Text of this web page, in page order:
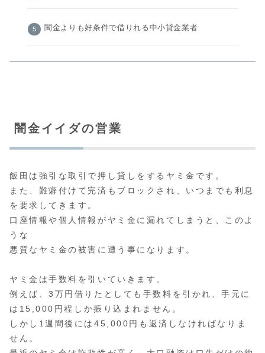
闇金よりも好条件で借りれる中小貸金業者
闇金イイダの営業
飯田は強引な取引で押し貸しをするヤミ金です。
また、難癖付けて完済もブロックされ、いつまでも利息
を要求してきます。
口座情報や個人情報がヤミ金に漏れてしまうと、このよ
うな
悪質なヤミ金の被害に遭う事になります。
ヤミ金は手数料を引いていきます。
例えば、3万円借りたとしても手数料を引かれ、手元に
は15,000円程しか振り込まれません。
しかし1週間後には45,000円も返済しなければなりま
せん。